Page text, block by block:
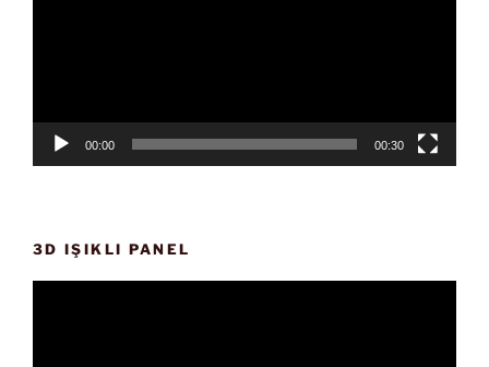
00:00 00:30
3D IŞIKLI PANEL